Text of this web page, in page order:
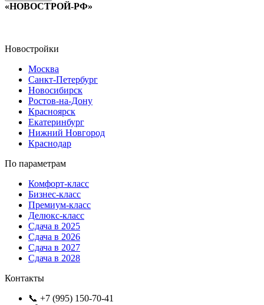
«НОВОСТРОЙ-РФ»
Новостройки
Москва
Санкт-Петербург
Новосибирск
Ростов-на-Дону
Красноярск
Екатеринбург
Нижний Новгород
Краснодар
По параметрам
Комфорт-класс
Бизнес-класс
Премиум-класс
Делюкс-класс
Сдача в 2025
Сдача в 2026
Сдача в 2027
Сдача в 2028
Контакты
📞 +7 (995) 150-70-41